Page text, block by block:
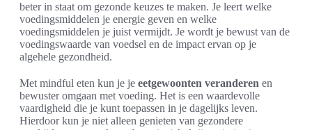
beter in staat om gezonde keuzes te maken. Je leert welke
voedingsmiddelen je energie geven en welke
voedingsmiddelen je juist vermijdt. Je wordt je bewust van de
voedingswaarde van voedsel en de impact ervan op je
algehele gezondheid.
Met mindful eten kun je je eetgewoonten veranderen en
bewuster omgaan met voeding. Het is een waardevolle
vaardigheid die je kunt toepassen in je dagelijks leven.
Hierdoor kun je niet alleen genieten van gezondere